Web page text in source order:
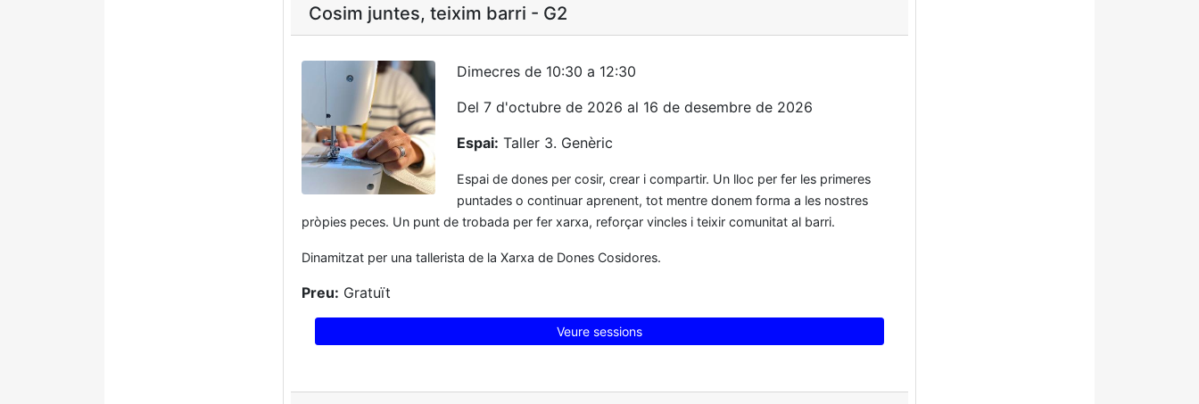
Cosim juntes, teixim barri - G2
Dimecres de 10:30 a 12:30
Del 7 d'octubre de 2026 al 16 de desembre de 2026
Espai: Taller 3. Genèric
Espai de dones per cosir, crear i compartir. Un lloc per fer les primeres
puntades o continuar aprenent, tot mentre donem forma a les nostres
pròpies peces. Un punt de trobada per fer xarxa, reforçar vincles i teixir comunitat al barri.
Dinamitzat per una tallerista de la Xarxa de Dones Cosidores.
Preu: Gratuït
Veure sessions